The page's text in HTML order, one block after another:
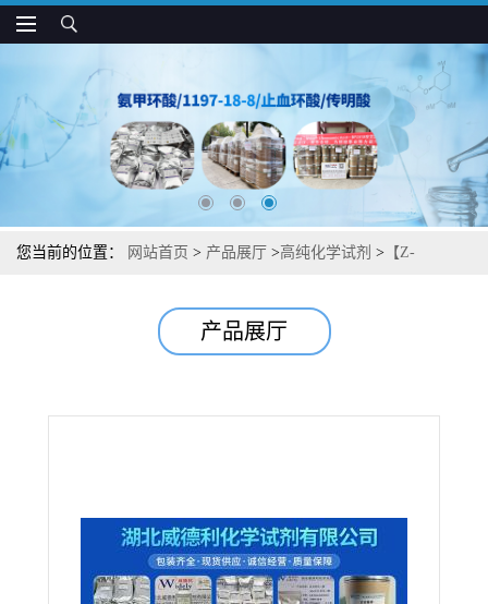
您当前的位置： 网站首页 > 产品展厅 >高纯化学试剂 > 【Z-
方法现货供应咨询张军【161401-82-7】
产品展厅